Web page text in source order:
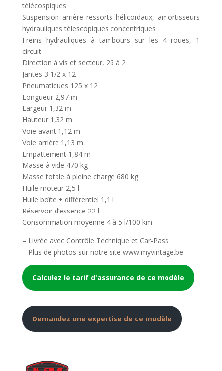
télécospiques
Suspension arrière ressorts hélicoïdaux, amortisseurs
hydrauliques télescopiques concentriques
Freins hydrauliques à tambours sur les 4 roues, 1
circuit
Direction à vis et secteur, 26 à 2
Jantes 3 1/2 x 12
Pneumatiques 125 x 12
Longueur 2,97 m
Largeur 1,32 m
Hauteur 1,32 m
Voie avant 1,12 m
Voie arrière 1,13 m
Empattement 1,84 m
Masse à vide 470 kg
Masse totale à pleine charge 680 kg
Huile moteur 2,5 l
Huile boîte + différentiel 1,1 l
Réservoir d’essence 22 l
Consommation moyenne 4 à 5 l/100 km
– Livrée avec Contrôle Technique et Car-Pass
– Plus de photos sur notre site www.myvintage.be
Calculez le tarif d'assurance de ce modèle
Demandez une expertise de ce modèle